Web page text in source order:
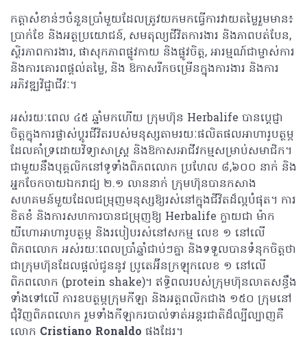
​កត្តា​សំខាន់ៗ​ចំនួន​ប្រាំមួយដែលត្រូវយកមកធ្វើការវាយតម្លៃរួមមាន៖
ប្រាក់ខែ និង​អត្ថប្រយោជន៍, សមតុល្យ​ជីវិត​ការងារ និង​ភាព​បត់បែន,
ស្ថិរភាព​ការងារ, ផាសុកភាព​ផ្លូវកាយ និង​ផ្លូវចិត្ត, អារម្មណ៍​ជាម្ចាស់ការ
និង​ការ​គោរពផ្តល់តម្លៃ, និង ឱកាស​រីកចម្រើនក្នុងការងារ និង​ការ​
អភិវឌ្ឍ​វិជ្ជាជីវៈ។
អស់​រយៈពេល ៤៥ ឆ្នាំ​មក​ហើយ ក្រុមហ៊ុន Herbalife បាន​ប្តេជ្ញា​
ចិត្ត​ក្នុង​ការ​ផ្លាស់ប្ដូរ​ជីវិត​របស់​មនុស្ស​តាមរយៈ​ផលិតផល​អាហារូបត្ថម្ភ​
ដែល​គាំទ្រ​ដោយ​វិទ្យាសាស្ត្រ និង​ឱកាស​អាជីវកម្មសម្រាប់សមាជិក។
ជាមួយនឹង​បុគ្គលិកនៅទូទាំងពិភពលោក ​ប្រហែល ៨,៦០០ នាក់ និង​
អ្នក​ចែកចាយ​ឯករាជ្យ ២.១ លាន​នាក់ ក្រុមហ៊ុន​បាន​កសាង​
សហគមន៍​មួយ​ដែល​ជម្រុញ​មនុស្ស​ឱ្យ​រស់នៅ​ក្នុង​ជីវិត​ដ៏​ល្អ​បំផុត។ ការ​
ខិតខំ និង​ការសហការ​បាន​ជម្រុញ​ឱ្យ Herbalife ក្លាយជា ម៉ាក​
យីហោ​អាហារូបត្ថម្ភ​ និង​របៀប​រស់នៅសកម្ម ​លេខ ១ នៅ​លើ​
ពិភពលោក អស់​រយៈពេល​ប្រាំ​ឆ្នាំ​ជាប់ៗ​គ្នា និង​ទទួលបានទំនុកចិត្តថា
ជាក្រុមហ៊ុនដែលផ្តល់ជូន​នូវ ប្រូតេអ៊ីន​ក្រឡុក​លេខ ១ នៅ​លើ​
ពិភពលោក (protein shake)។ ឥទ្ធិពល​របស់​ក្រុមហ៊ុន​លាតសន្ធឹង
ទាំងទៅលើ ​ការ​ឧបត្ថម្ភ​ក្រុមកីឡា និង​អត្តពលិក​ជាង ១៥០ ក្រុម​នៅ​
ជុំវិញ​ពិភពលោក រួម​ទាំង​កីឡាករ​បាល់ទាត់​អន្តរជាតិ​ដ៏​ល្បីល្បាញគឺ
លោក Cristiano Ronaldo ផងដែរ។